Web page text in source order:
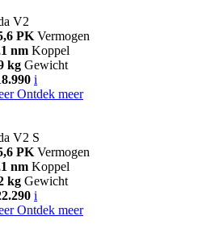
V2
PK Vermogen
nm Koppel
kg Gewicht
i
Ontdek meer
V2 S
PK Vermogen
nm Koppel
kg Gewicht
i
Ontdek meer